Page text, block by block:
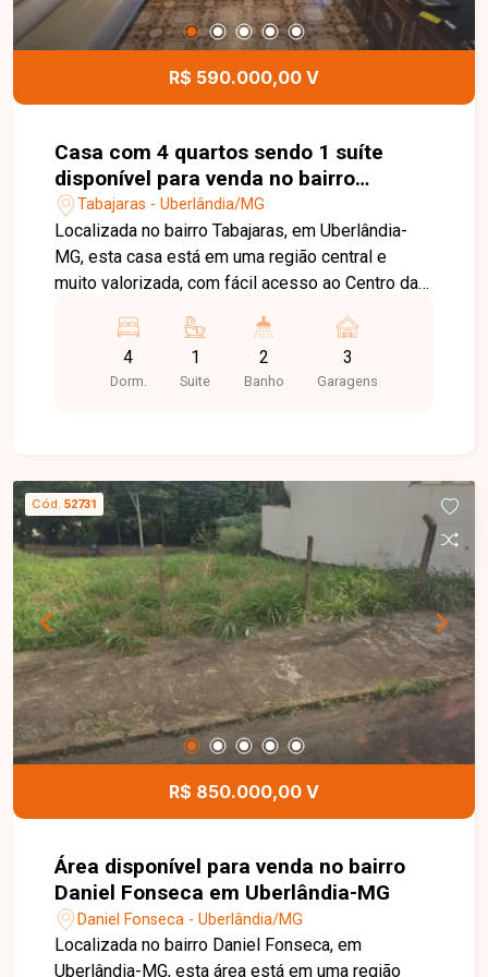
localização privilegiada no bairro Novo Mundo.
Agende uma visita e venha conhecer todos os
detalhes desta casa.
R$ 590.000,00 V
Casa com 4 quartos sendo 1 suíte
disponível para venda no bairro
Tabajaras em Uberlândia-MG
Tabajaras - Uberlândia/MG
Localizada no bairro Tabajaras, em Uberlândia-
MG, esta casa está em uma região central e
muito valorizada, com fácil acesso ao Centro da
escolas, comércios e diversos serviços,
proporcionando praticidade e excelente
qualidade de vida. O imóvel conta com 04
vagas de garagem. Os ambientes são amplos e
funcionais, oferecendo conforto e excelente
aproveitamento dos espaços para toda a família.
Esta é uma excelente oportunidade para quem
busca uma casa espaçosa, bem localizada e
próxima à região central de Uberlândia. Agende
uma visita e venha conhecer todos os detalhes
deste imóvel.
4
Dorm.
1
Suite
2
Banho
3
Garagens
Cód. 52731
R$ 850.000,00 V
Área disponível para venda no bairro
Daniel Fonseca em Uberlândia-MG
Daniel Fonseca - Uberlândia/MG
Localizada no bairro Daniel Fonseca, em
Uberlândia-MG, esta área está em uma região